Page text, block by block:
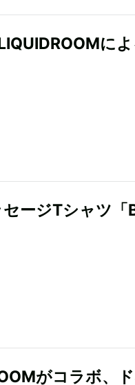
に
ージTシャツ「
がコラボ、